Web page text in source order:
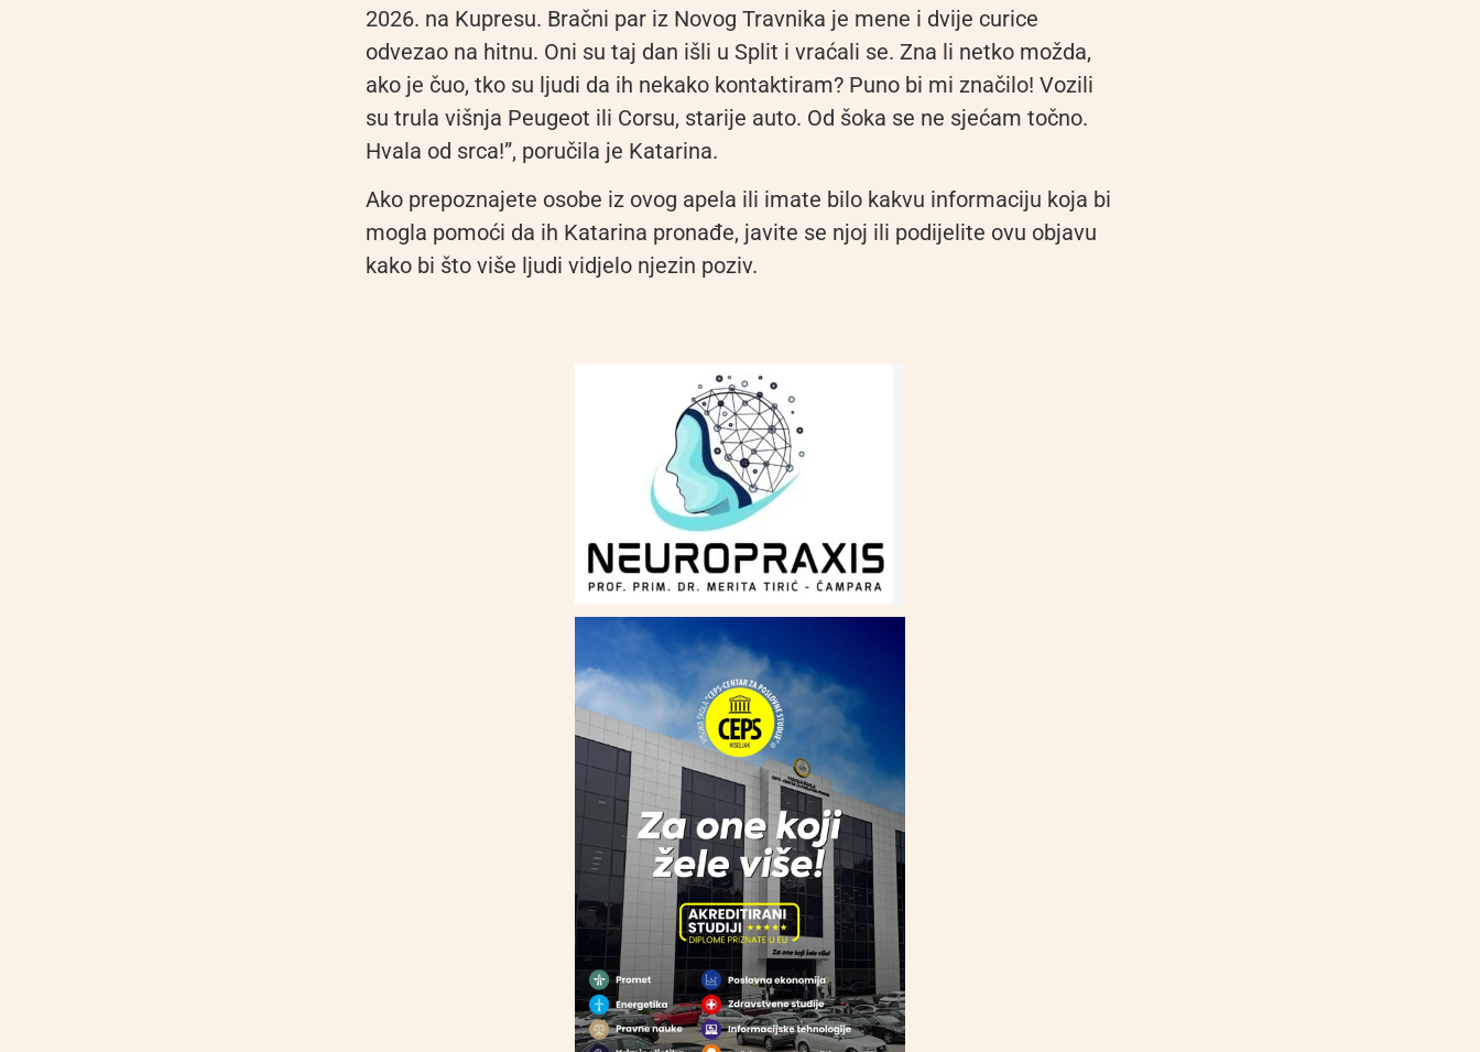
2026. na Kupresu. Bračni par iz Novog Travnika je mene i dvije curice
odvezao na hitnu. Oni su taj dan išli u Split i vraćali se. Zna li netko možda,
ako je čuo, tko su ljudi da ih nekako kontaktiram? Puno bi mi značilo! Vozili
su trula višnja Peugeot ili Corsu, starije auto. Od šoka se ne sjećam točno.
Hvala od srca!”, poručila je Katarina.
Ako prepoznajete osobe iz ovog apela ili imate bilo kakvu informaciju koja bi
mogla pomoći da ih Katarina pronađe, javite se njoj ili podijelite ovu objavu
kako bi što više ljudi vidjelo njezin poziv.